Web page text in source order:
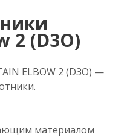
2 (D3O)
ELBOW 2 (D3O) —
материалом